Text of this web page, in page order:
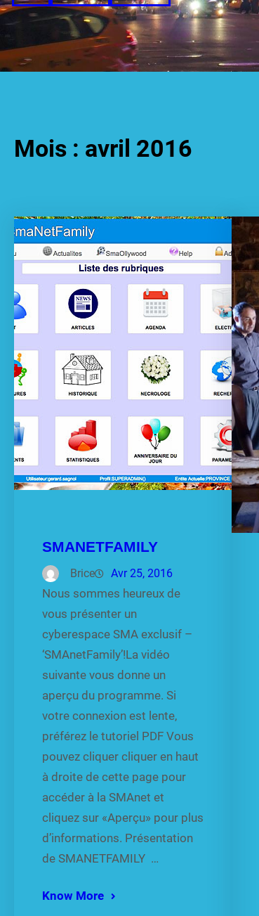
Mois : avril 2016
SMANETFAMILY
Brice Avr 25, 2016
Nous sommes heureux de
vous présenter un
cyberespace SMA exclusif –
‘SMAnetFamily’!La vidéo
suivante vous donne un
aperçu du programme. Si
votre connexion est lente,
préférez le tutoriel PDF Vous
pouvez cliquer cliquer en haut
à droite de cette page pour
accéder à la SMAnet et
cliquez sur «Aperçu» pour plus
d’informations. Présentation
de SMANETFAMILY …
Know More